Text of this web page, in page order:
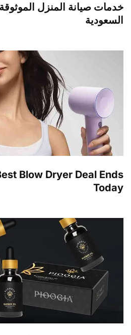
خدمات صيانة المنزل
السعودية
Blow Dryer Deal Ends
Today